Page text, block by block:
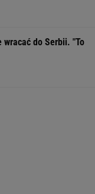
wracać do Serbii. "To